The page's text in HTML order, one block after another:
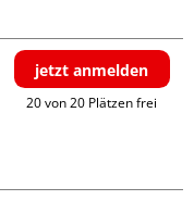
jetzt anmelden
20 von 20 Plätzen frei